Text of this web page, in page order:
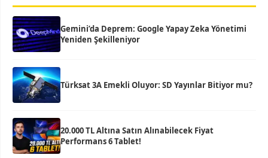
Gemini’da Deprem: Google Yapay Zeka Yönetimi
Yeniden Şekilleniyor
Türksat 3A Emekli Oluyor: SD Yayınlar Bitiyor mu?
20.000 TL Altına Satın Alınabilecek Fiyat
Performans 6 Tablet!